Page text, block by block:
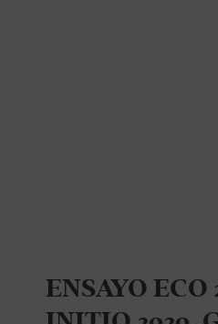
ENSAYO ECO